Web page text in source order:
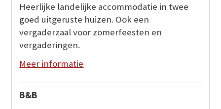
Heerlijke landelijke accommodatie in twee
goed uitgeruste huizen. Ook een
vergaderzaal voor zomerfeesten en
vergaderingen.
Meer informatie
B&B